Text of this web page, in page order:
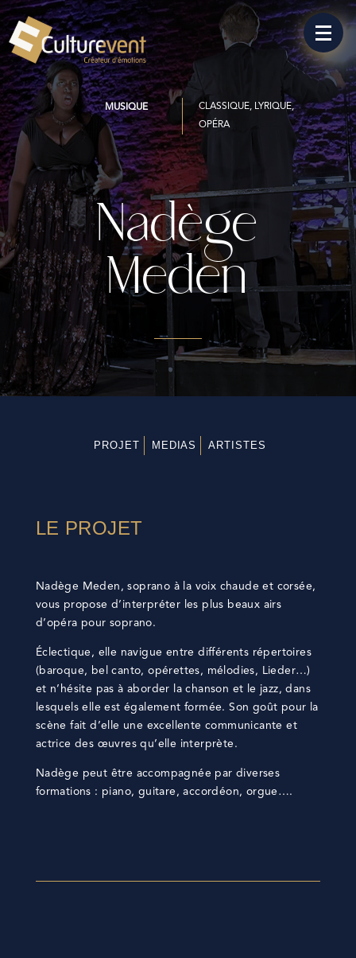
MUSIQUE
CLASSIQUE, LYRIQUE,
OPÉRA
Nadège
Meden
PROJET MEDIAS ARTISTES
LE PROJET
Nadège Meden, soprano à la voix chaude et corsée,
vous propose d’interpréter les plus beaux airs
d’opéra pour soprano.
Éclectique, elle navigue entre différents répertoires
(baroque, bel canto, opérettes, mélodies, Lieder…)
et n’hésite pas à aborder la chanson et le jazz, dans
lesquels elle est également formée. Son goût pour la
scène fait d’elle une excellente communicante et
actrice des œuvres qu’elle interprète.
Nadège peut être accompagnée par diverses
formations : piano, guitare, accordéon, orgue….